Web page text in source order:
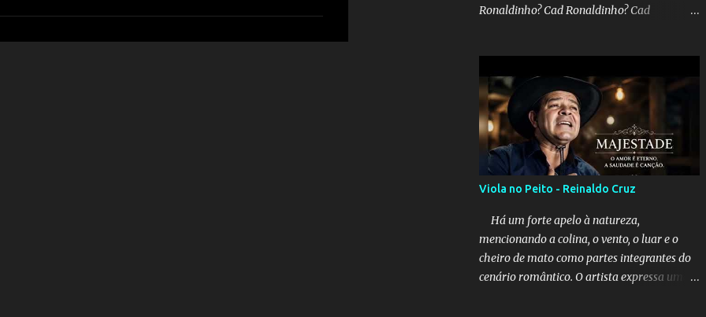
Ronaldinho? Cad Ronaldinho? Cad
Viola no Peito - Reinaldo Cruz
Há um forte apelo à natureza,
mencionando a colina, o vento, o luar e o
cheiro de mato como partes integrantes do
cenário romântico. O artista expressa uma